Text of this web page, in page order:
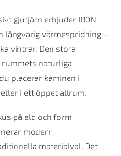
gjutjärn erbjuder IRON
långvarig värmespridning –
vintrar. Den stora
naturliga
placerar kaminen i
i ett öppet allrum.
på eld och form
modern
materialval. Det